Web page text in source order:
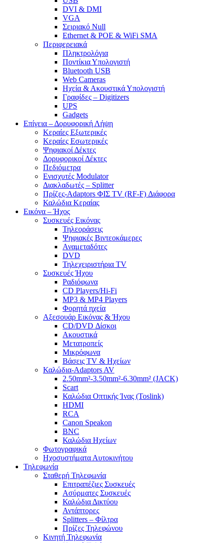
DVI & DMI
VGA
Σειριακό Null
Ethernet & POE & WiFi SMA
Περιφερειακά
Πληκτρολόγια
Ποντίκια Υπολογιστή
Bluetooth USB
Web Cameras
Ηχεία & Ακουστικά Υπολογιστή
Γραφίδες – Digitizers
UPS
Gadgets
Επίγεια – Δορυφορική Λήψη
Κεραίες Εξωτερικές
Κεραίες Εσωτερικές
Ψηφιακοί Δέκτες
Δορυφορικοί Δέκτες
Πεδιόμετρα
Ενισχυτές Modulator
Διακλαδωτές – Splitter
Πρίζες-Adaptors ΦΙΣ TV (RF-F) Διάφορα
Καλώδια Κεραίας
Εικόνα – Ήχος
Συσκευές Εικόνας
Τηλεοράσεις
Ψηφιακές Βιντεοκάμερες
Αναμεταδότες
DVD
Τηλεχειριστήρια TV
Συσκευές Ήχου
Ραδιόφωνα
CD Players/Hi-Fi
MP3 & MP4 Players
Φορητά ηχεία
Αξεσουάρ Εικόνας & Ήχου
CD/DVD Δίσκοι
Ακουστικά
Μετατροπείς
Μικρόφωνα
Βάσεις TV & Ηχείων
Καλώδια-Adaptors AV
2.50mm²-3.50mm²-6.30mm² (JACK)
Scart
Καλώδια Οπτικής Ίνας (Toslink)
HDMI
RCA
Canon Speakon
BNC
Καλώδια Ηχείων
Φωτογραφικά
Ηχοσυστήματα Αυτοκινήτου
Τηλεφωνία
Σταθερή Τηλεφωνία
Επιτραπέζιες Συσκευές
Ασύρματες Συσκευές
Καλώδια Δικτύου
Αντάπτορες
Splitters – Φίλτρα
Πρίζες Τηλεφώνου
Κινητή Τηλεφωνία